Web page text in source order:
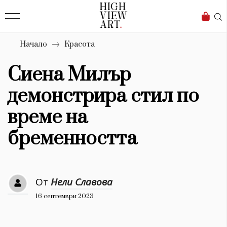
Бизнес
Мода
Dialogue
Изкуство
4340
Красота
777
Дизайн
1272
Начало Красота
Сиена Милър
демонстрира стил по
време на
бременността
От Нели Славова
16 септември 2023